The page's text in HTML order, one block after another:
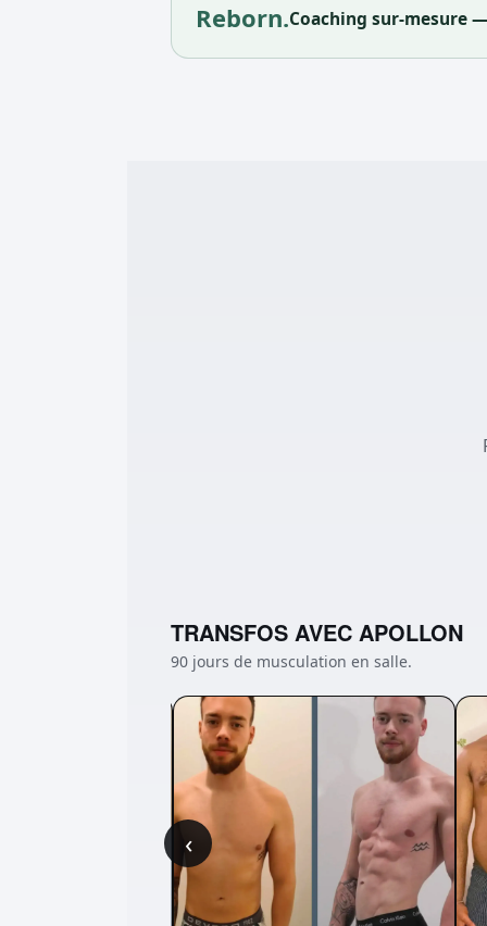
Reborn.Coaching sur-mesure
TRANSFOS AVEC APOLLON
90 jours de musculation en salle.
‹